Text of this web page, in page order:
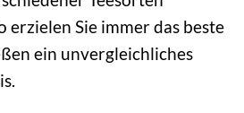
erzielen Sie immer das beste
ein unvergleichliches